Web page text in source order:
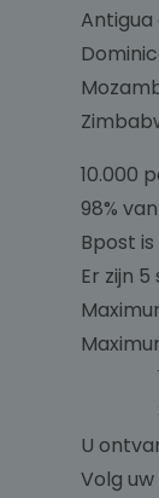
Antigua
10.000
98%
Bpost
Er zijn
1,5
3 m
U
Volg